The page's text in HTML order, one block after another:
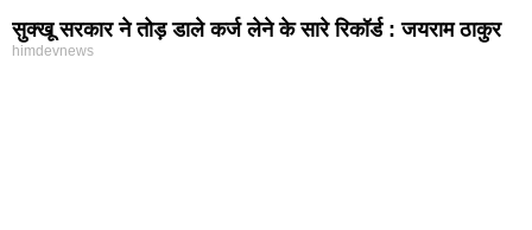
सुक्खू सरकार ने तोड़ डाले कर्ज लेने के सारे रिकॉर्ड : जयराम ठाकुर
himdevnews